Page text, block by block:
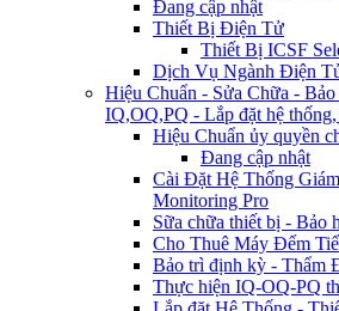
Đang cập nhật
Thiết Bị Điện Tử
Thiết Bị ICSF
Dịch Vụ Ngành Điện
Hiệu Chuẩn - Sửa Chữa -
IQ,OQ,PQ - Lắp đặt hệ
Hiệu Chuẩn ủy quyền
Đang cập nhật
Cài Đặt Hệ Thống
Monitoring Pro
Sữa chữa thiết bị - Bảo
Cho Thuê Máy Đếm
Bảo trì định kỳ - Thẩm
Thực hiện IQ-OQ-PQ